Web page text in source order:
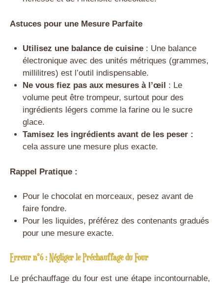
Astuces pour une Mesure Parfaite
Utilisez une balance de cuisine: Une balance
électronique avec des unités métriques (grammes,
millilitres) est l’outil indispensable.
Ne vous fiez pas aux mesures à l’œil : Le
volume peut être trompeur, surtout pour des
ingrédients légers comme la farine ou le sucre
glace.
Tamisez les ingrédients avant de les peser :
cela assure une mesure plus exacte.
Rappel Pratique :
Pour le chocolat en morceaux, pesez avant de
faire fondre.
Pour les liquides, préférez des contenants gradués
pour une mesure exacte.
Erreur n°6 : Négliger le Préchauffage du Four
Le préchauffage du four est une étape incontournable,